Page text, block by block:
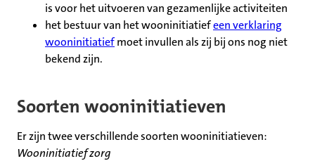
is voor het uitvoeren van gezamenlijke activiteiten
het bestuur van het wooninitiatiefeen verklaring
wooninitiatiefmoet invullen als zij bij ons nog niet
bekend zijn.
Soorten wooninitiatieven
Er zijn twee verschillende soorten wooninitiatieven:
Wooninitiatief zorg